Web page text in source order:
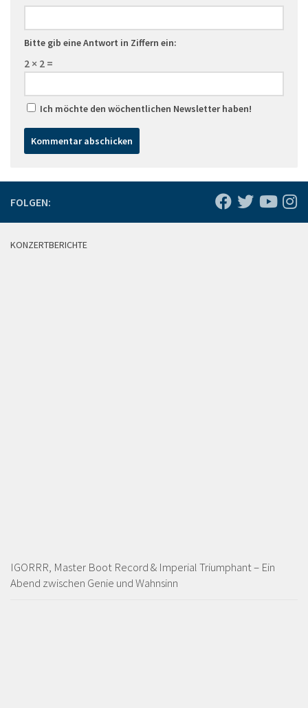
Bitte gib eine Antwort in Ziffern ein:
2 × 2 =
Ich möchte den wöchentlichen Newsletter haben!
FOLGEN:
KONZERTBERICHTE
IGORRR, Master Boot Record & Imperial Triumphant – Ein
Abend zwischen Genie und Wahnsinn